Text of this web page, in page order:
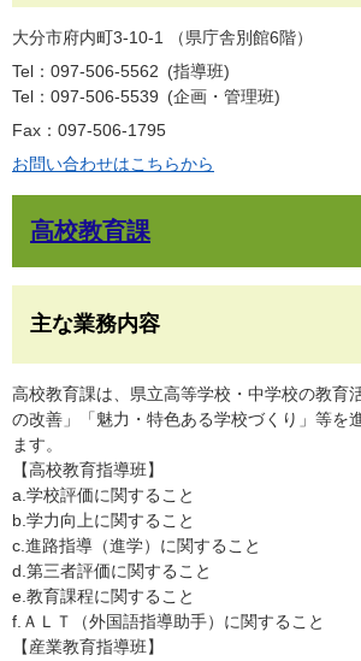
大分市府内町3-10-1 （県庁舎別館6階）
Tel：097-506-5562
指導班
Tel：097-506-5539
企画・管理班
Fax：097-506-1795
お問い合わせはこちらから
高校教育課
主な業務内容
高校教育課は、県立高等学校・中学校の教育
の改善」「魅力・特色ある学校づくり」等を
ます。
【高校教育指導班】
a.学校評価に関すること
b.学力向上に関すること
c.進路指導（進学）に関すること
d.第三者評価に関すること
e.教育課程に関すること
f.ＡＬＴ（外国語指導助手）に関すること
【産業教育指導班】